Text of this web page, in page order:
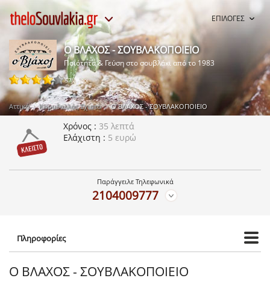
ΕΠΙΛΟΓΕΣ
Ο ΒΛΑΧΟΣ - ΣΟΥΒΛΑΚΟΠΟΙΕΙΟ
Ποιότητα & Γεύση στο σουβλάκι από το 1983
57 ψήφοι
Αττική Κορυδαλλός Σχιστό Ο ΒΛΑΧΟΣ - ΣΟΥΒΛΑΚΟΠΟΙΕΙΟ
Χρόνος
35 λεπτά
Ελάχιστη
5 ευρώ
Παράγγειλε Τηλεφωνικά
2104009777
Πληροφορίες
Ο ΒΛΑΧΟΣ - ΣΟΥΒΛΑΚΟΠΟΙΕΙΟ